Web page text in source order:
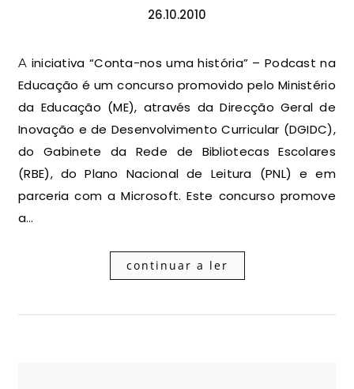
26.10.2010
A iniciativa “Conta-nos uma história” – Podcast na
Educação é um concurso promovido pelo Ministério
da Educação (ME), através da Direcção Geral de
Inovação e de Desenvolvimento Curricular (DGIDC),
do Gabinete da Rede de Bibliotecas Escolares
(RBE), do Plano Nacional de Leitura (PNL) e em
parceria com a Microsoft. Este concurso promove
a…
continuar a ler